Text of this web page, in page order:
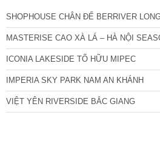
SHOPHOUSE CHÂN ĐẾ BERRIVER
MASTERISE CAO XÀ LÁ – HÀ NỘI
ICONIA LAKESIDE TỐ HỮU MIPEC
IMPERIA SKY PARK NAM AN KHÁNH
VIỆT YÊN RIVERSIDE BẮC GIANG